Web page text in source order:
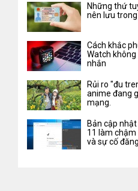
Những thứ
nên lưu
Cách khắc
Watch
nhắn
Rủi ro "đu
anime đang
mạng.
Bản cập
11 làm chậm
và sự cố